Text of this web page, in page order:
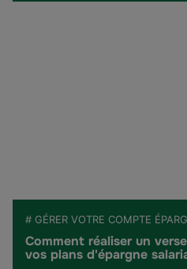
# GÉRER VOTRE COMPTE
Comment réaliser un
vos plans d'épargne